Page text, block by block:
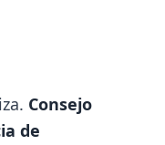
Consejo
de